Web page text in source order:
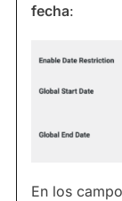
fecha:
En los